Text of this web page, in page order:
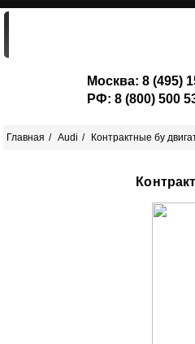
Москва: 8 (495)
РФ: 8 (800) 500
Главная Audi Контрактные бу